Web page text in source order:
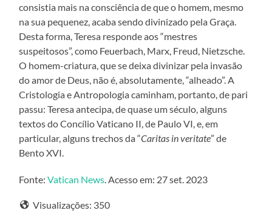
consistia mais na consciência de que o homem, mesmo
na sua pequenez, acaba sendo divinizado pela Graça.
Desta forma, Teresa responde aos “mestres
suspeitosos”, como Feuerbach, Marx, Freud, Nietzsche.
O homem-criatura, que se deixa divinizar pela invasão
do amor de Deus, não é, absolutamente, “alheado”. A
Cristologia e Antropologia caminham, portanto, de pari
passu: Teresa antecipa, de quase um século, alguns
textos do Concílio Vaticano II, de Paulo VI, e, em
particular, alguns trechos da “Caritas in veritate” de
Bento XVI.
Fonte:Vatican News. Acesso em: 27 set. 2023
Visualizações: 350